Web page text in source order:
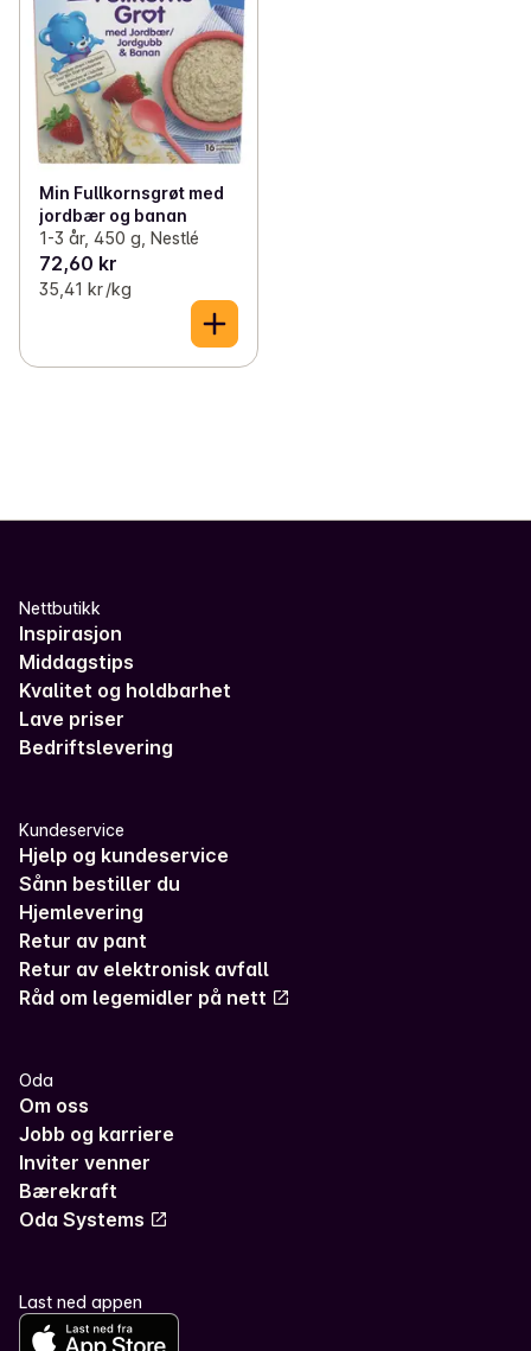
Min Fullkornsgrøt med
jordbær og banan
1-3 år, 450 g, Nestlé
72,60 kr
35,41 kr /kg
Nettbutikk
Inspirasjon
Middagstips
Kvalitet og holdbarhet
Lave priser
Bedriftslevering
Kundeservice
Hjelp og kundeservice
Sånn bestiller du
Hjemlevering
Retur av pant
Retur av elektronisk avfall
Råd om legemidler på nett
Oda
Om oss
Jobb og karriere
Inviter venner
Bærekraft
Oda Systems
Last ned appen